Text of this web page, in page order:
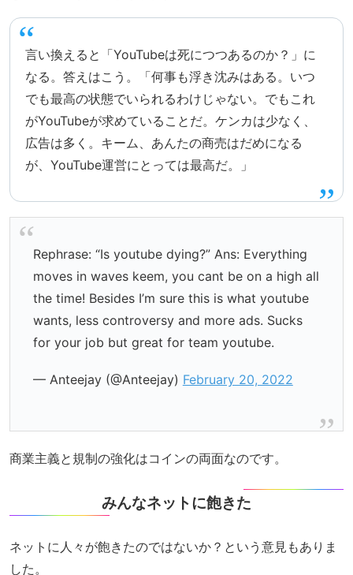
言い換えると「YouTubeは死につつあるのか？」に
なる。答えはこう。「何事も浮き沈みはある。いつ
でも最高の状態でいられるわけじゃない。でもこれ
がYouTubeが求めていることだ。ケンカは少なく、
広告は多く。キーム、あんたの商売はだめになる
が、YouTube運営にとっては最高だ。」
Rephrase: “Is youtube dying?” Ans: Everything
moves in waves keem, you cant be on a high all
the time! Besides I’m sure this is what youtube
wants, less controversy and more ads. Sucks
for your job but great for team youtube.
— Anteejay (@Anteejay) February 20, 2022
商業主義と規制の強化はコインの両面なのです。
みんなネットに飽きた
ネットに人々が飽きたのではないか？という意見もありま
した。